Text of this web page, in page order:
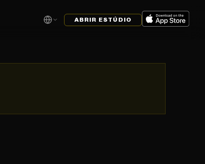
ABRIR ESTÚDIO